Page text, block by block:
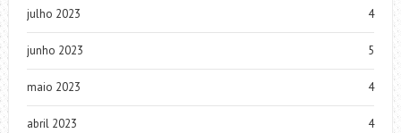
julho 2023 4
junho 2023 5
maio 2023 4
abril 2023 4